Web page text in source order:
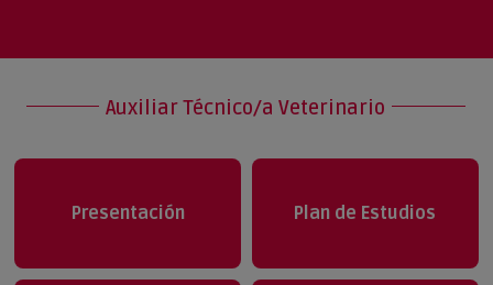
Auxiliar Técnico/a Veterinario
Presentación Plan de Estudios